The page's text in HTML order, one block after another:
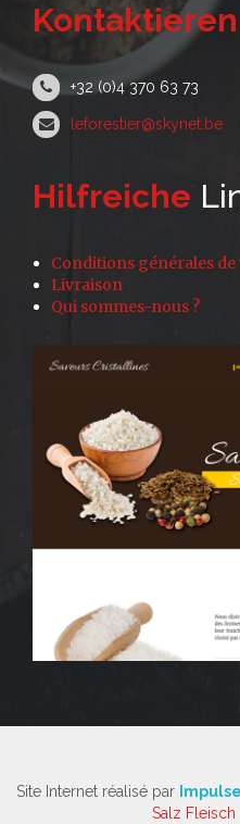
Kontaktieren
+32 (0)4 370 63 73
leforestier@skynet.be
Hilfreiche
Conditions générales de
Livraison
Qui sommes-nous ?
Site Internet réalisé par Impulse
Salz Fleisch